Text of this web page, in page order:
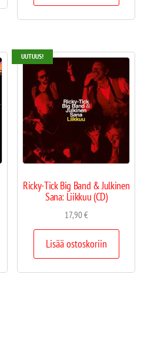
UUTUUS!
Ricky-Tick Big Band & Julkinen
Sana: Liikkuu (CD)
17,90€
Lisää ostoskoriin